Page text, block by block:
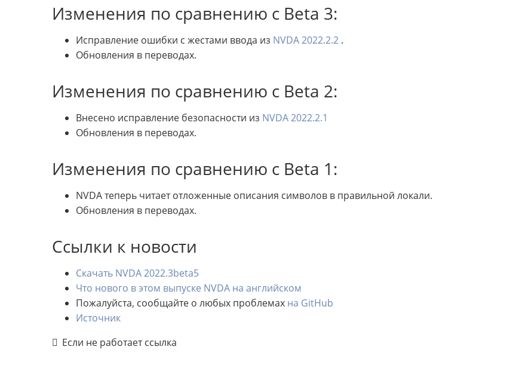
Изменения по сравнению с Beta 3:
Исправление ошибки с жестами ввода из NVDA 2022.2.2 .
Обновления в переводах.
Изменения по сравнению с Beta 2:
Внесено исправление безопасности из NVDA 2022.2.1
Обновления в переводах.
Изменения по сравнению с Beta 1:
NVDA теперь читает отложенные описания символов в правильной локали.
Обновления в переводах.
Ссылки к новости
Скачать NVDA 2022.3beta5
Что нового в этом выпуске NVDA на английском
Пожалуйста, сообщайте о любых проблемах на GitHub
Источник
Если не работает ссылка